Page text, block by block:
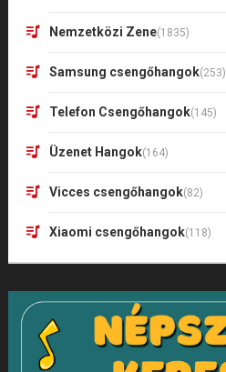
Nemzetközi Zene(1835)
Samsung csengőhangok(253)
Telefon Csengőhangok(145)
Üzenet Hangok(164)
Vicces csengőhangok(82)
Xiaomi csengőhangok(118)